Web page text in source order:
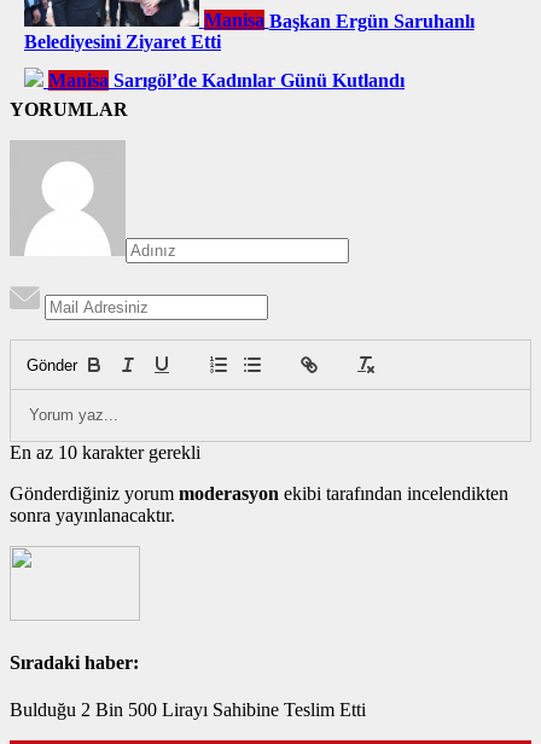
Manisa Başkan Ergün Saruhanlı
Belediyesini Ziyaret Etti
Manisa Sarıgöl’de Kadınlar Günü Kutlandı
YORUMLAR
Gönder
En az 10 karakter gerekli
Gönderdiğiniz yorum moderasyon ekibi tarafından incelendikten
sonra yayınlanacaktır.
Sıradaki haber:
Bulduğu 2 Bin 500 Lirayı Sahibine Teslim Etti